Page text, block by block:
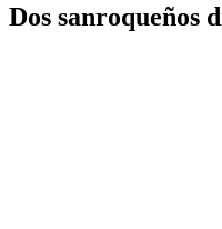
Dos sanroqueños